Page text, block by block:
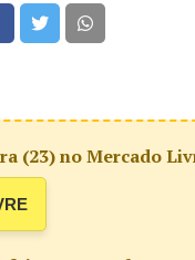
(23) no Mercado